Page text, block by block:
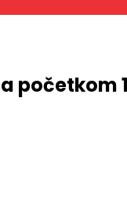
početkom